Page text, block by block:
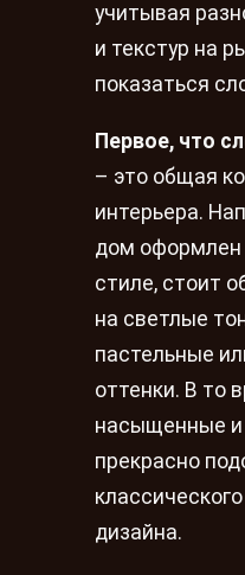
учитывая
и текстур на
показаться
Первое, что
– это общая
интерьера.
дом оформлен
стиле, стоит
на светлые
пастельные
оттенки. В то
насыщенные и
прекрасно
дизайна.